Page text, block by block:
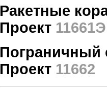
Ракетные
Проект 11661Э
Пограничный
Проект 11662